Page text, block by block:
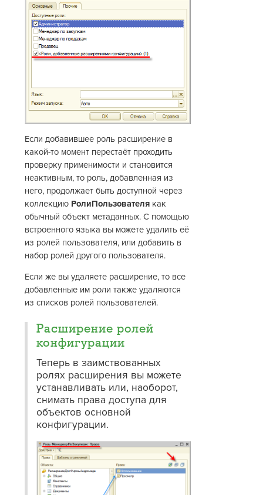
Если добавившее роль расширение в
какой-то момент перестаёт проходить
проверку применимости и становится
неактивным, то роль, добавленная из
него, продолжает быть доступной через
коллекцию РолиПользователя как
обычный объект метаданных. С помощью
встроенного языка вы можете удалить её
из ролей пользователя, или добавить в
набор ролей другого пользователя.
Если же вы удаляете расширение, то все
добавленные им роли также удаляются
из списков ролей пользователей.
Расширение ролей
конфигурации
Теперь в заимствованных
ролях расширения вы можете
устанавливать или, наоборот,
снимать права доступа для
объектов основной
конфигурации.